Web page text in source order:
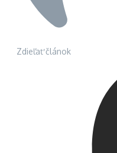
Zdieľať článok